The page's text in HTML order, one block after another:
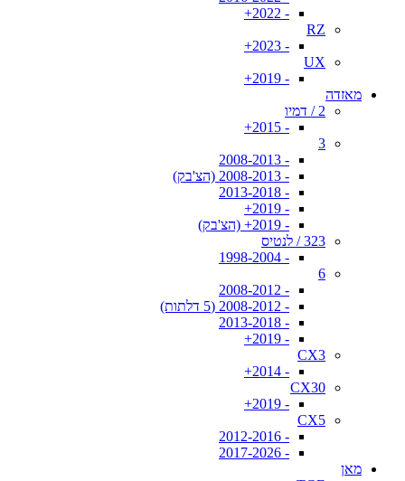
- 2022+
RZ
- 2023+
UX
- 2019+
מאזדה
2 / דמיו
- 2015+
3
- 2008-2013
- 2008-2013 (הצ'בק)
- 2013-2018
- 2019+
- 2019+ (הצ'בק)
323 / לנטיס
- 1998-2004
6
- 2008-2012
- 2008-2012 (5 דלתות)
- 2013-2018
- 2019+
CX3
- 2014+
CX30
- 2019+
CX5
- 2012-2016
- 2017-2026
מאן